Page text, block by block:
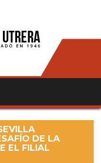
DE LA
EL FILIAL